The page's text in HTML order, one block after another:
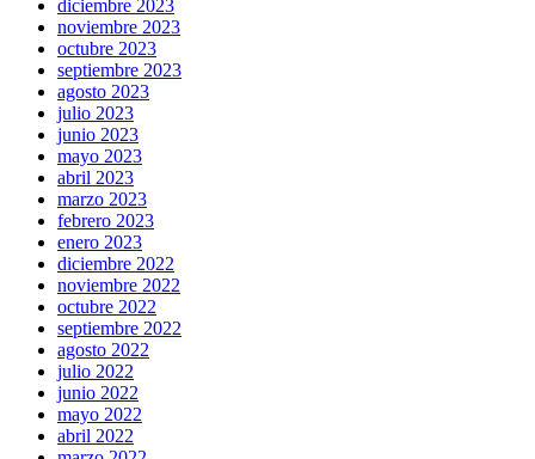
diciembre 2023
noviembre 2023
octubre 2023
septiembre 2023
agosto 2023
julio 2023
junio 2023
mayo 2023
abril 2023
marzo 2023
febrero 2023
enero 2023
diciembre 2022
noviembre 2022
octubre 2022
septiembre 2022
agosto 2022
julio 2022
junio 2022
mayo 2022
abril 2022